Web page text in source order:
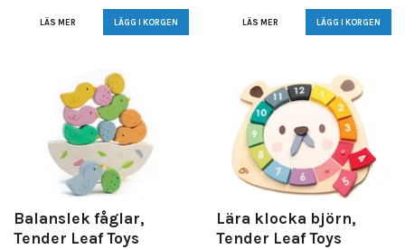
LÄS MER LÄS MER
Balanslek fåglar,
Tender Leaf Toys
Lära klocka björn,
Tender Leaf Toys